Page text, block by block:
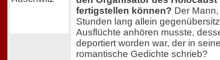
fertigstellen können? Der
Stunden lang allein
Ausflüchte anhören musste,
deportiert worden war, der in
romantische Gedichte schrieb?